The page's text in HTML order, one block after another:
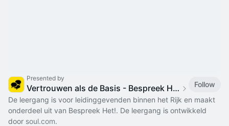
Presented by
Vertrouwen als de Basis - Bespreek Het!
Follow
De leergang is voor leidinggevenden binnen het Rijk en maakt
onderdeel uit van Bespreek Het!. De leergang is ontwikkeld
door soul.com.